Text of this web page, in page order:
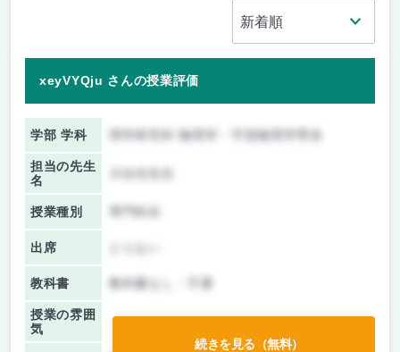
xeyVYQju さんの授業評価
学部 学科 理学研究科 物理学・宇宙物理学専攻
担当の先生
名
授業種別
出席
教科書 教科書なし・不要
授業の雰囲
気
続きを見る（無料）